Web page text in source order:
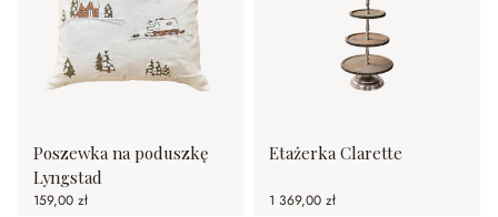
Poszewka na poduszkę
Lyngstad
159,00 zł
Etażerka Clarette
1 369,00 zł